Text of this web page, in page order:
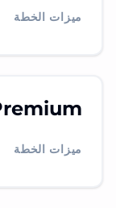
ميزات الخطة
ميزات الخطة